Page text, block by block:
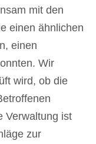
mit den
einen ähnlichen
einen
Wir
wird, ob die
Verwaltung ist
zur